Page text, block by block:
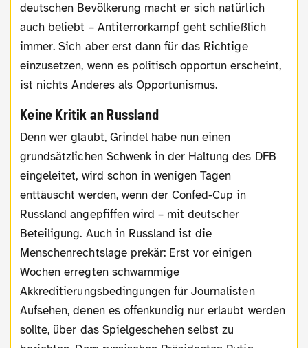
deutschen Bevölkerung macht er sich natürlich
auch beliebt – Antiterrorkampf geht schließlich
immer. Sich aber erst dann für das Richtige
einzusetzen, wenn es politisch opportun erscheint,
ist nichts Anderes als Opportunismus.
Keine Kritik an Russland
Denn wer glaubt, Grindel habe nun einen
grundsätzlichen Schwenk in der Haltung des DFB
eingeleitet, wird schon in wenigen Tagen
enttäuscht werden, wenn der Confed-Cup in
Russland angepfiffen wird – mit deutscher
Beteiligung. Auch in Russland ist die
Menschenrechtslage prekär: Erst vor einigen
Wochen erregten schwammige
Akkreditierungsbedingungen für Journalisten
Aufsehen, denen es offenkundig nur erlaubt werden
sollte, über das Spielgeschehen selbst zu